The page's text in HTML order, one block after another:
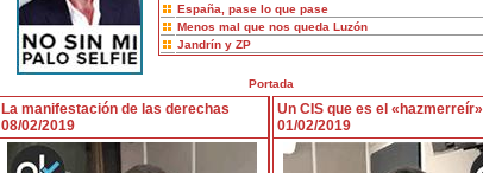
España, pase lo que pase
Menos mal que nos queda Luzón
Jandrín y ZP
Portada
La manifestación de las derechas
08/02/2019
Un CIS que es el «hazmerreír»
01/02/2019